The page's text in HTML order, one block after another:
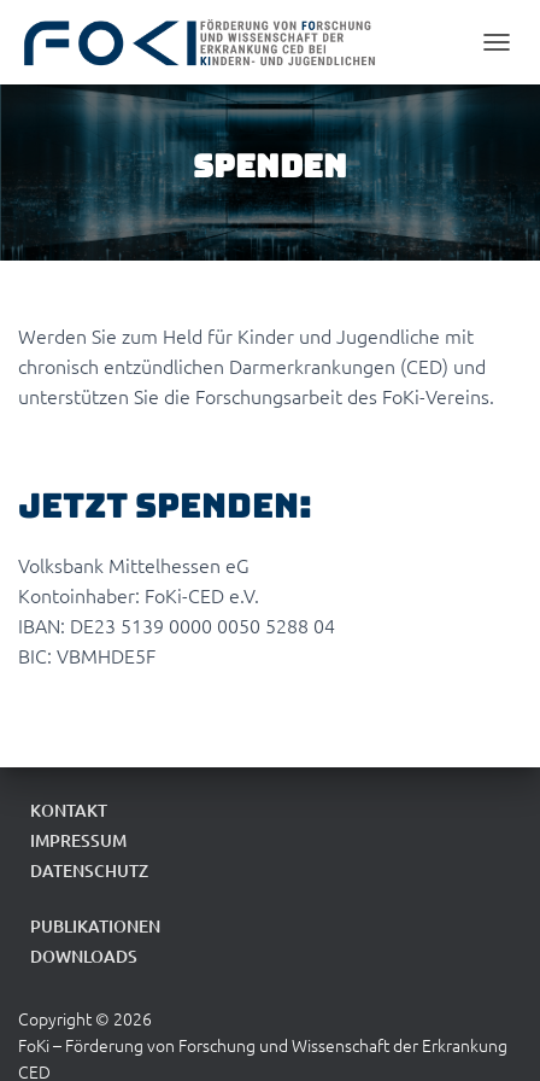
Spenden
Werden Sie zum Held für Kinder und Jugendliche mit
chronisch entzündlichen Darmerkrankungen (CED) und
unterstützen Sie die Forschungsarbeit des FoKi-Vereins.
Jetzt spenden:
Volksbank Mittelhessen eG
Kontoinhaber: FoKi-CED e.V.
IBAN: DE23 5139 0000 0050 5288 04
BIC: VBMHDE5F
KONTAKT
IMPRESSUM
DATENSCHUTZ
PUBLIKATIONEN
DOWNLOADS
Copyright © 2026
FoKi – Förderung von Forschung und Wissenschaft der Erkrankung
CED